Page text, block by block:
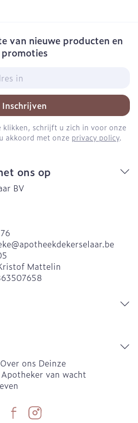
van nieuwe producten en
promoties
Inschrijven
klikken, schrijft u zich in voor onze
akkoord met onze privacy policy.
ons op
BV
apotheekdekerselaar.be
Mattelin
Over ons Deinze
Apotheker van wacht